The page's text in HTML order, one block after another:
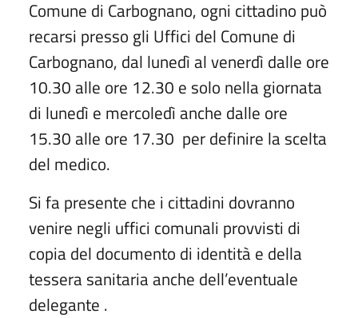
Comune di Carbognano, ogni cittadino può
recarsi presso gli Uffici del Comune di
Carbognano, dal lunedì al venerdì dalle ore
10.30 alle ore 12.30 e solo nella giornata
di lunedì e mercoledì anche dalle ore
15.30 alle ore 17.30 per definire la scelta
del medico.
Si fa presente che i cittadini dovranno
venire negli uffici comunali provvisti di
copia del documento di identità e della
tessera sanitaria anche dell’eventuale
delegante .